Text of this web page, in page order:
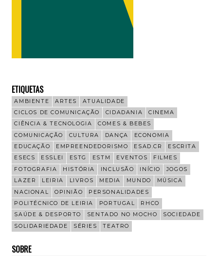
ETIQUETAS
AMBIENTE ARTES
ATUALIDADE
CICLOS DE COMUNICAÇÃO
CIDADANIA
CINEMA
CIÊNCIA & TECNOLOGIA
COMES & BEBES
COMUNICAÇÃO
CULTURA DANÇA
ECONOMIA
EDUCAÇÃO
EMPREENDEDORISMO ESAD.CR
ESCRITA
ESECS
ESSLEI ESTG ESTM EVENTOS
FILMES
FOTOGRAFIA
HISTÓRIA INCLUSÃO INÍCIO
JOGOS
LAZER
LEIRIA LIVROS MEDIA MUNDO
MÚSICA
NACIONAL
OPINIÃO
PERSONALIDADES
POLITÉCNICO DE LEIRIA
PORTUGAL
RHCO
SAÚDE & DESPORTO
SENTADO NO MOCHO
SOCIEDADE
SOLIDARIEDADE
SÉRIES TEATRO
SOBRE